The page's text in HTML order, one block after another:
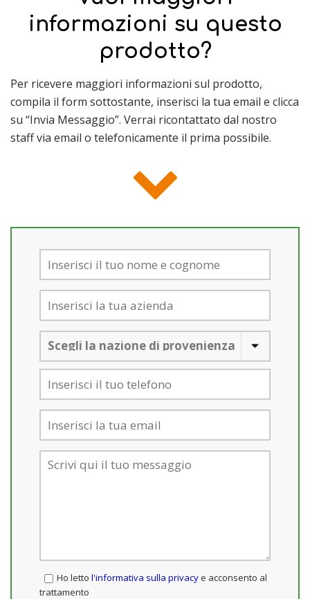
informazioni su questo
prodotto?
Per ricevere maggiori informazioni sul prodotto,
compila il form sottostante, inserisci la tua email e clicca
su “Invia Messaggio”. Verrai ricontattato dal nostro
staff via email o telefonicamente il prima possibile.
Ho letto l'informativa sulla privacye acconsento al
trattamento